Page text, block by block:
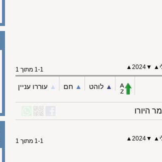
▲
▼
2024
▲ 1-1 מתוך 1
▲︎ לוהט ▲︎ חם ▲︎ עוררו עניין
▲
▼
2024
▲ 1-1 מתוך 1